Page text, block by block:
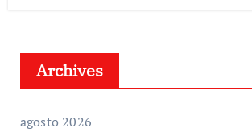
Archives
agosto 2026